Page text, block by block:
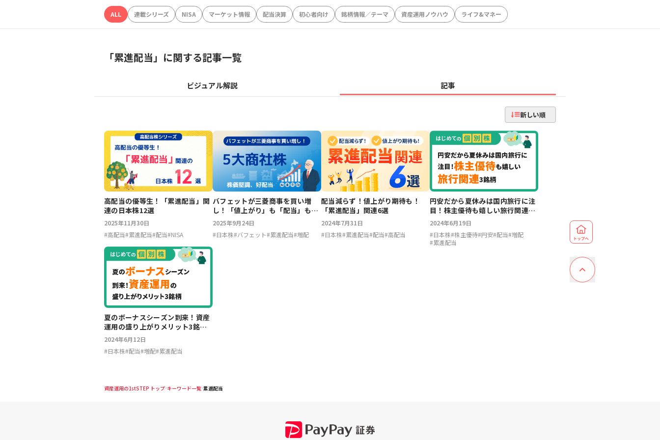
ALL 連載シリーズ NISA マーケット情報 配当決算 初心者向け 銘柄情報／テーマ 資産運用ノウハウ ライフ&マネー
「累進配当」に関する記事一覧
ビジュアル解説 記事
新しい順
高配当の優等生！「累進配当」関
連の日本株12選
2025年11月30日
#高配当#累進配当#配当#NISA
バフェットが三菱商事を買い増
し！「値上がり」も「配当」も狙
える総合商社株
2025年9月24日
#日本株#バフェット#累進配当#増配
配当減らず！値上がり期待も！
「累進配当」関連6選
2024年7月31日
#日本株#累進配当#配当#高配当
円安だから夏休みは国内旅行に注
目！株主優待も嬉しい旅行関連3
銘柄【はじめての個別株】
2024年6月19日
#日本株#株主優待#円安#配当#増配
#累進配当
夏のボーナスシーズン到来！資産
運用の盛り上がりメリット3銘柄
【はじめての個別株】
2024年6月12日
#日本株#配当#増配#累進配当
資産運用の1stSTEP トップ キーワード一覧 累進配当